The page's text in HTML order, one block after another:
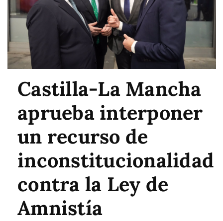
Castilla-La Mancha
aprueba interponer
un recurso de
inconstitucionalidad
contra la Ley de
Amnistía